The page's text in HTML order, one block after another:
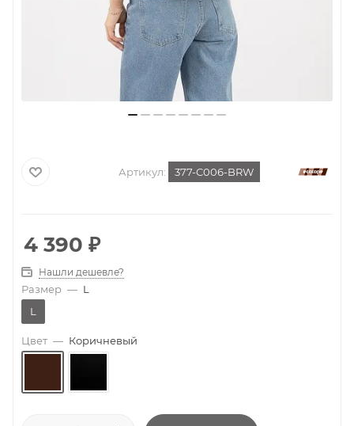
Артикул: 377-C006-BRW
4 390 ₽
Нашли дешевле?
Размер — L
L
Цвет — Коричневый